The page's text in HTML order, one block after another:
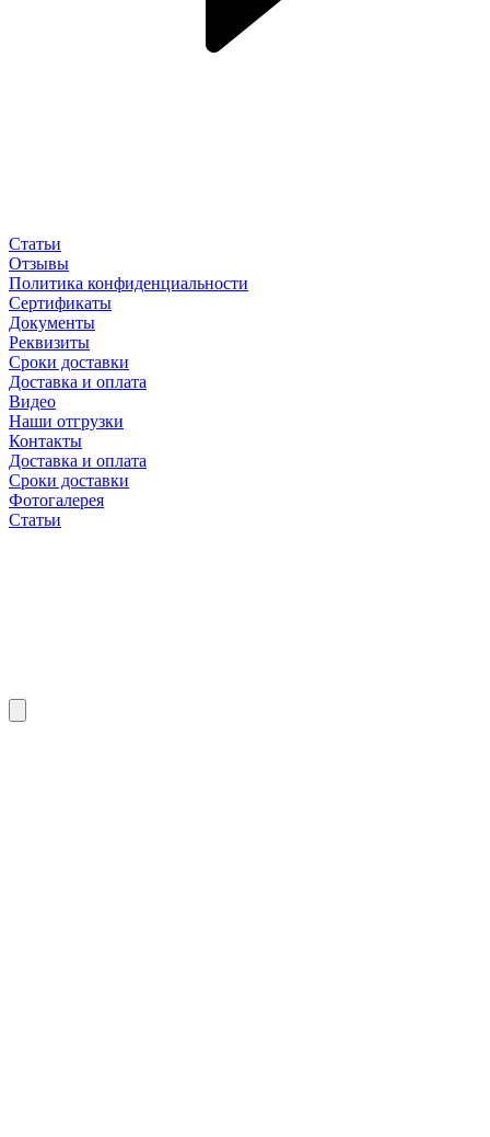
Статьи
Отзывы
Политика конфиденциальности
Сертификаты
Документы
Реквизиты
Сроки доставки
Доставка и оплата
Видео
Наши отгрузки
Контакты
Доставка и оплата
Сроки доставки
Фотогалерея
Статьи